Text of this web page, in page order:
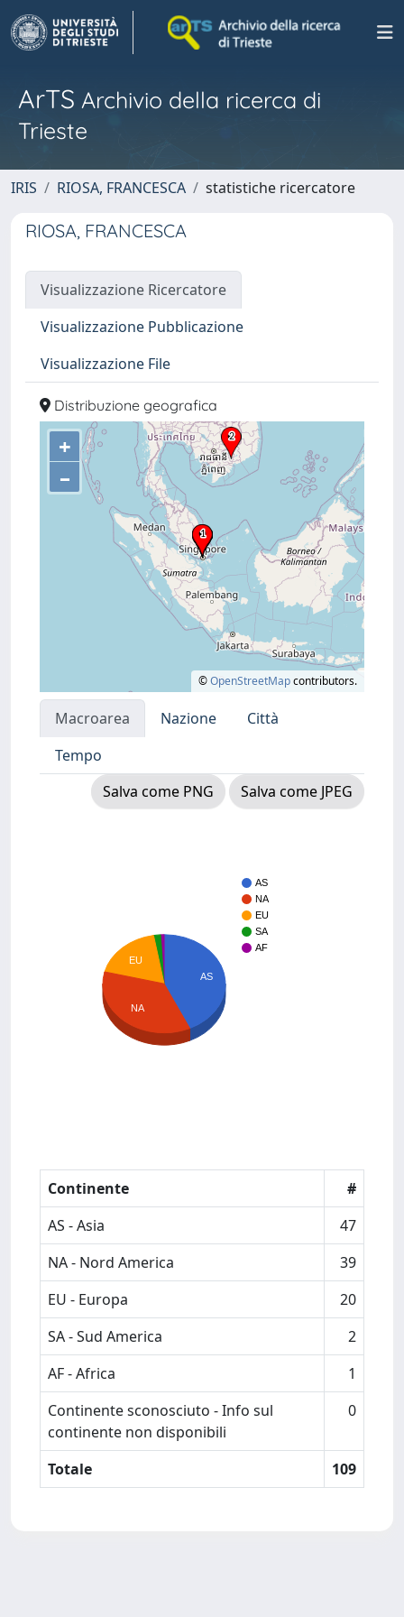
ArTS Archivio della ricerca di
Trieste
IRIS RIOSA, FRANCESCA statistiche ricercatore
RIOSA, FRANCESCA
Visualizzazione Ricercatore
Visualizzazione Pubblicazione
Visualizzazione File
Distribuzione geografica
+
–
©OpenStreetMapcontributors.
Macroarea Nazione
Città
Tempo
Salva come PNG
Salva come JPEG
AS
NA
EU
SA
AF
AS
EU
NA
Continente
#
AS - Asia
47
NA - Nord America
39
EU - Europa
20
SA - Sud America
2
AF - Africa
1
Continente sconosciuto - Info sul
continente non disponibili
0
Totale 109